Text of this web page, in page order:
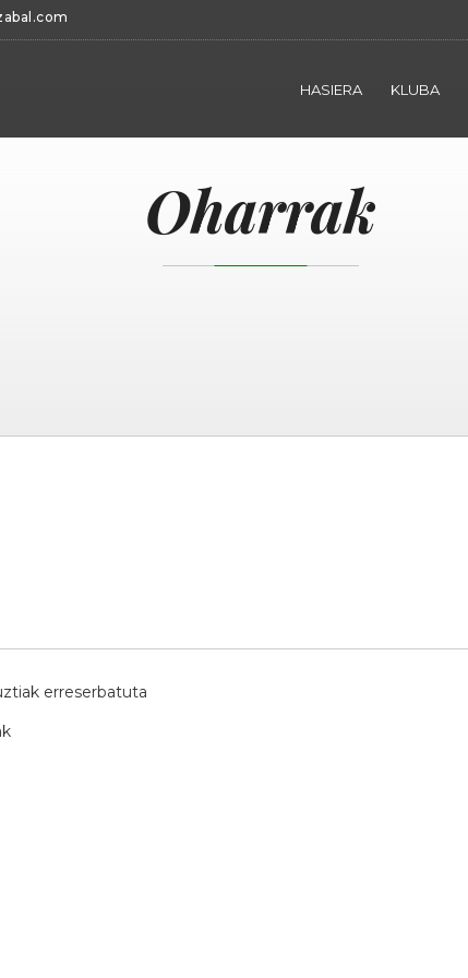
HASIERA KLUBA
Oharrak
erreserbatuta